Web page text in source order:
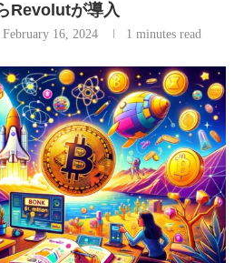
Revolutが導入
February 16, 2024 1 minutes read